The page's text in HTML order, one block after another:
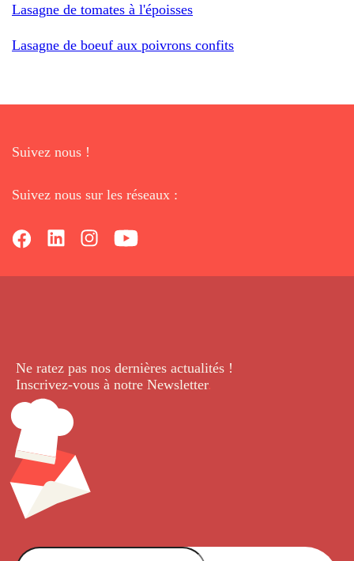
Lasagne de tomates à l'époisses
Lasagne de boeuf aux poivrons confits
Suivez nous !
Suivez nous sur les réseaux :
Ne ratez pas nos dernières actualités !
Inscrivez-vous à notre Newsletter.